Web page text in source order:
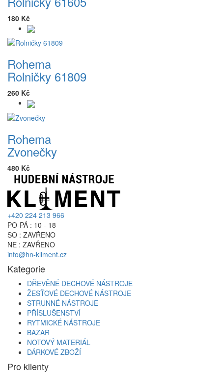
180 Kč
Rohema
Rolničky 61809
260 Kč
Rohema
Zvonečky
480 Kč
+420 224 213 966
PO-PÁ : 10 - 18
SO : ZAVŘENO
NE : ZAVŘENO
info@hn-kliment.cz
Kategorie
DŘEVĚNÉ DECHOVÉ NÁSTROJE
ŽESŤOVÉ DECHOVÉ NÁSTROJE
STRUNNÉ NÁSTROJE
PŘÍSLUŠENSTVÍ
RYTMICKÉ NÁSTROJE
BAZAR
NOTOVÝ MATERIÁL
DÁRKOVÉ ZBOŽÍ
Pro klienty